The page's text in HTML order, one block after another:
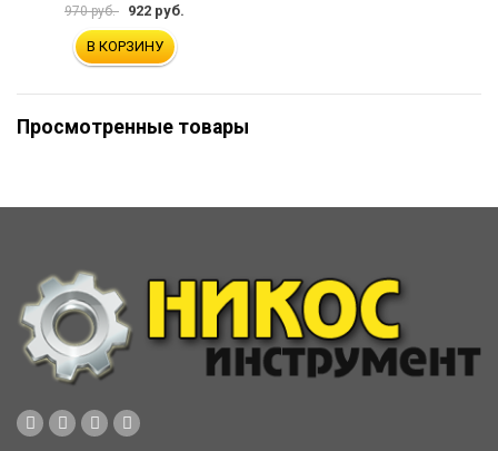
970 руб. 922 руб.
В КОРЗИНУ
Просмотренные товары